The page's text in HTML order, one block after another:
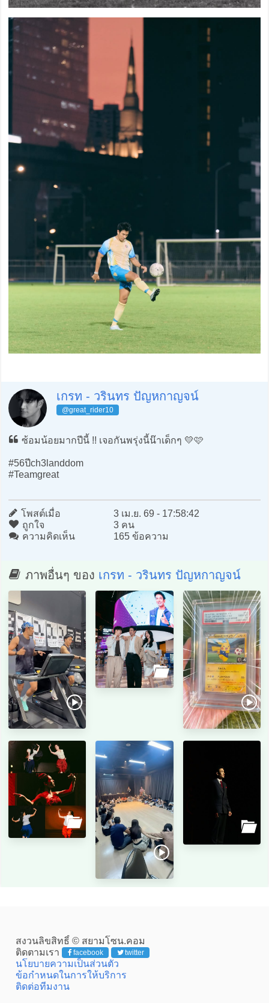
เกรท - วรินทร ปัญหกาญจน์
@great_rider10
ซ้อมน้อยมากปีนี้ !! เจอกันพรุ่งนี้น๊าเด็กๆ 💛🩷
#56ปีch3landdom
#Teamgreat
โพสต์เมื่อ
3 เม.ย. 69 - 17:58:42
ถูกใจ
3 คน
ความคิดเห็น
165 ข้อความ
ภาพอื่นๆ ของ เกรท - วรินทร ปัญหกาญจน์
สงวนลิขสิทธิ์ © สยามโซน.คอม
ติดตามเรา
facebook twitter
นโยบายความเป็นส่วนตัว
ข้อกำหนดในการให้บริการ
ติดต่อทีมงาน